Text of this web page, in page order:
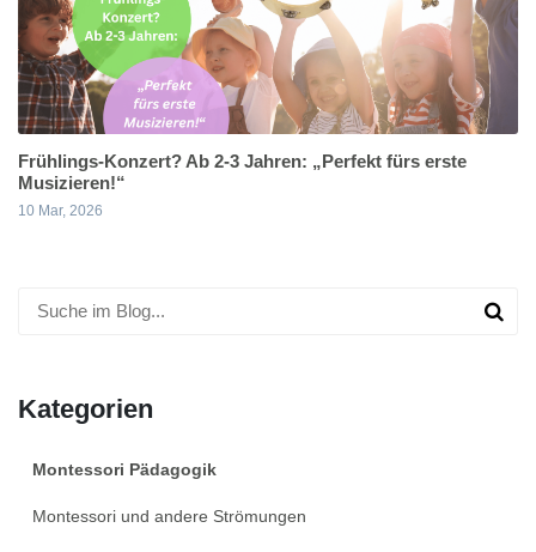
Frühlings-Konzert? Ab 2-3 Jahren: „Perfekt fürs erste
Musizieren!“
10 Mar, 2026
Kategorien
Montessori Pädagogik
Montessori und andere Strömungen